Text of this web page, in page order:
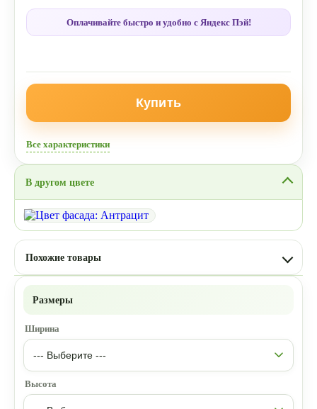
Оплачивайте быстро и удобно с Яндекс Пэй!
Купить
Все характеристики
В другом цвете
Похожие товары
Размеры
Ширина
Высота